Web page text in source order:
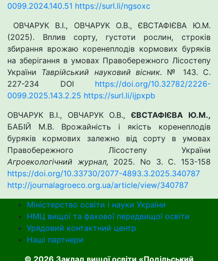
0099.2024.140.51 https://surl.li/ngsoxc
ОВЧАРУК В.І., ОВЧАРУК О.В., ЄВСТАФІЄВА Ю.М.
(2025). Вплив сорту, густоти рослин, строків
збирання врожаю коренеплодів кормових буряків
на зберігання в умовах Правобережного Лісостепу
України Таврійський науковий вісник. № 143. С.
227-234 DOI https://doi.org/10.32782/2226-
0099.2025.143.2.25 https://surl.li/ijpxpb
ОВЧАРУК В.І., ОВЧАРУК О.В.,ЄВСТАФІЄВА Ю.М.,
БАБІЙ М.В. Врожайність і якість коренеплодів
буряків кормових залежно від сорту в умовах
Правобережного Лісостепу України
Агроекологічний журнал, 2025. No 3. С. 153-158
https://doi.org/10.33730/2077-4893.3.2025.340787
http://journalagroeco.org.ua/article/view/340787
Міністерство освіти і науки України
НМЦ вищої та фахової передвищої освіти
Урядовий контактний центр
Наші партнери